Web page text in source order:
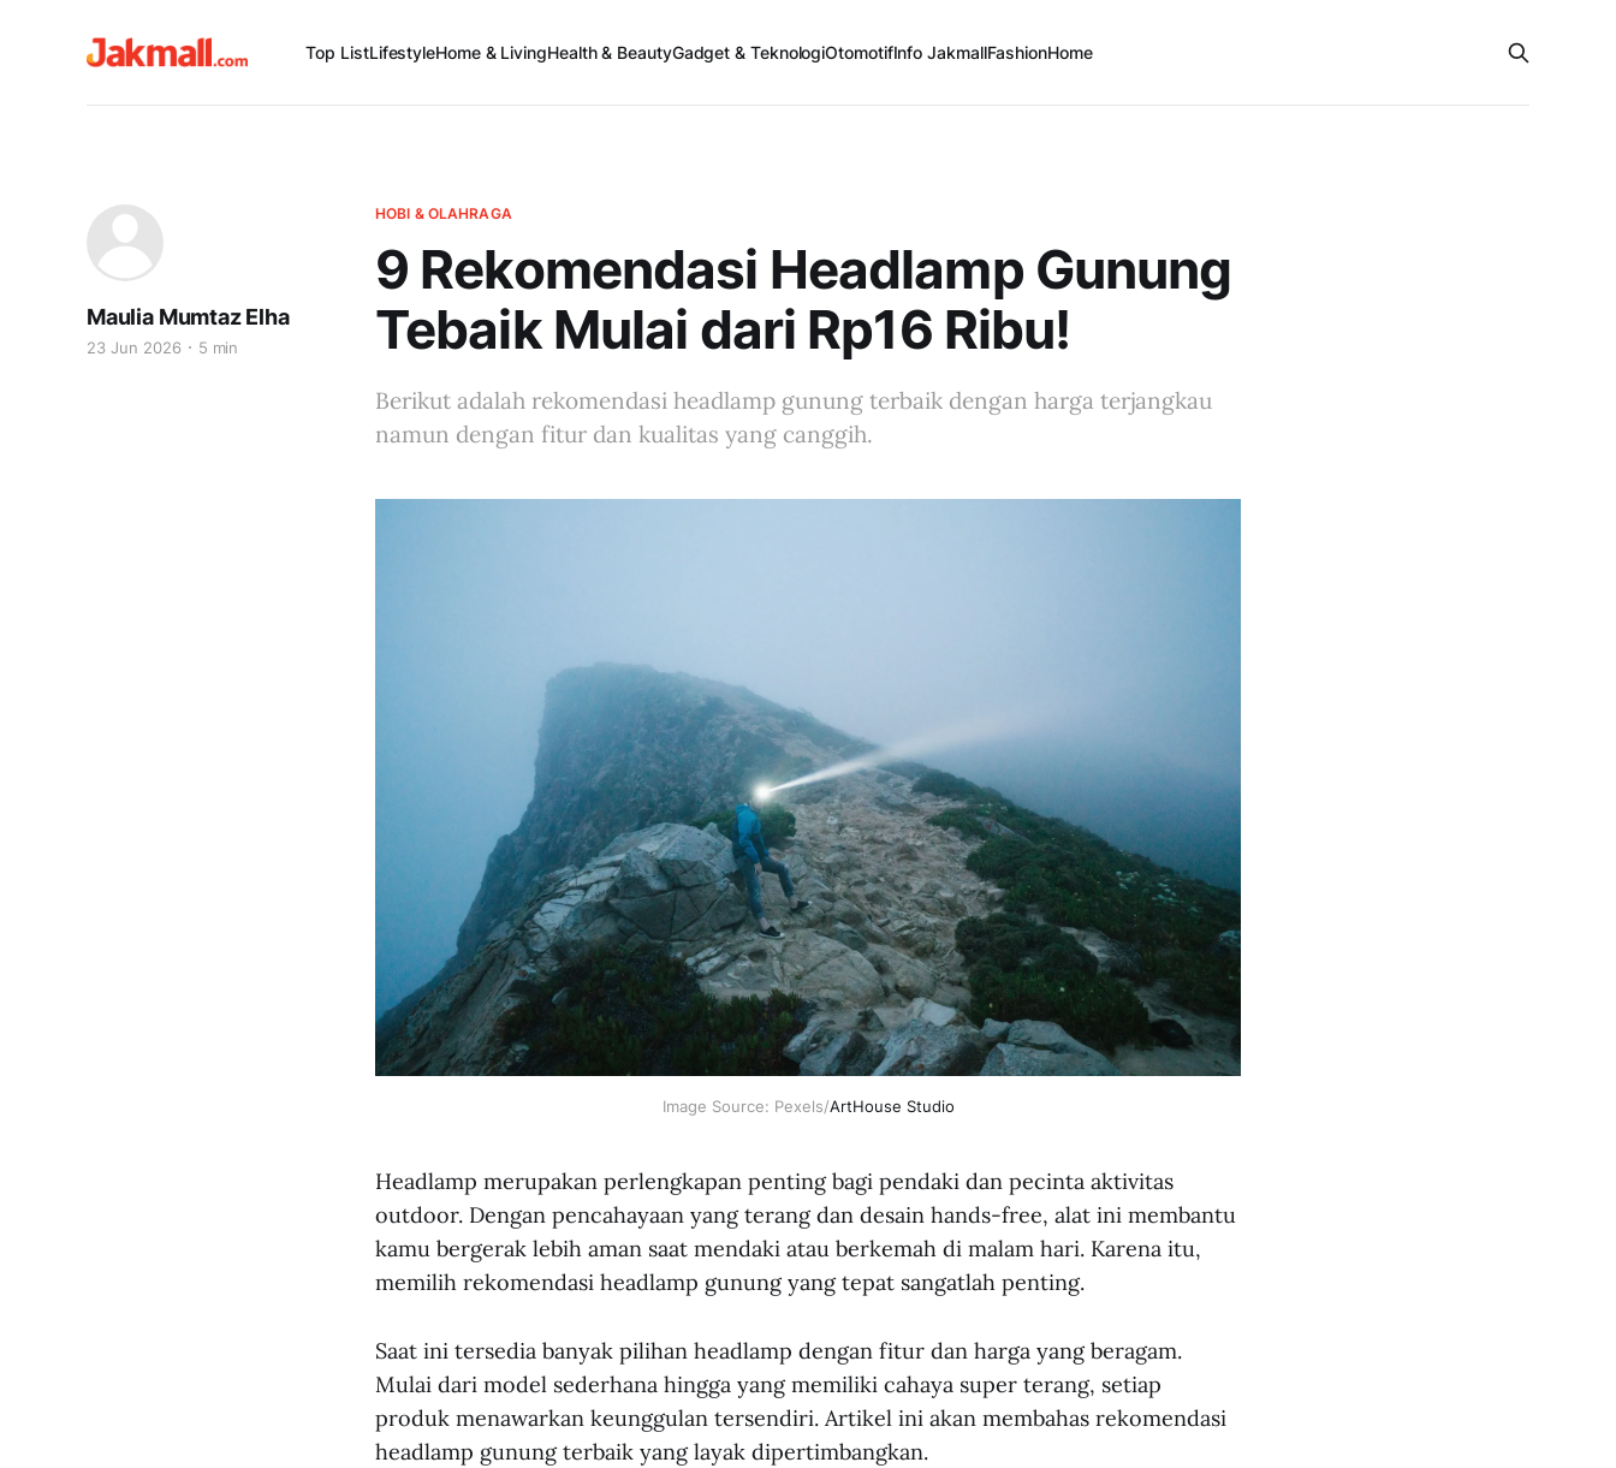
Top ListLifestyleHome & LivingHealth & BeautyGadget & TeknologiOtomotifInfo JakmallFashionHome
HOBI & OLAHRAGA
9 Rekomendasi Headlamp Gunung
Tebaik Mulai dari Rp16 Ribu!
Maulia Mumtaz Elha
23 Jun 2026 5 min
Berikut adalah rekomendasi headlamp gunung terbaik dengan harga terjangkau
namun dengan fitur dan kualitas yang canggih.
Image Source: Pexels/ArtHouse Studio
Headlamp merupakan perlengkapan penting bagi pendaki dan pecinta aktivitas
outdoor. Dengan pencahayaan yang terang dan desain hands-free, alat ini membantu
kamu bergerak lebih aman saat mendaki atau berkemah di malam hari. Karena itu,
memilih rekomendasi headlamp gunung yang tepat sangatlah penting.
Saat ini tersedia banyak pilihan headlamp dengan fitur dan harga yang beragam.
Mulai dari model sederhana hingga yang memiliki cahaya super terang, setiap
produk menawarkan keunggulan tersendiri. Artikel ini akan membahas rekomendasi
headlamp gunung terbaik yang layak dipertimbangkan.